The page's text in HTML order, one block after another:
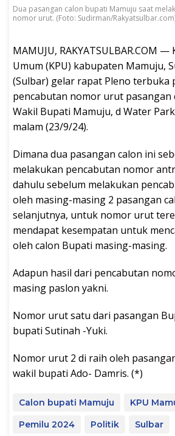
Dua pasangan calon bupati Mamuju saat
nomor urut. (Foto: Sudirman/
MAMUJU, RAKYATSULBAR.COM
Umum (KPU) kabupaten Mamuju,
(Sulbar) gelar rapat Pleno terbuka
pencabutan nomor urut pasangan
Wakil Bupati Mamuju, d Water
malam (23/9/24).
Dimana dua pasangan calon ini
melakukan pencabutan nomor
dahulu sebelum melakukan
oleh masing-masing 2 pasangan
selanjutnya, untuk nomor urut
mendapat kesempatan untuk
oleh calon Bupati masing-masing.
Adapun hasil dari pencabutan
masing paslon yakni.
Nomor urut satu dari pasangan
bupati Sutinah -Yuki.
Nomor urut 2 di raih oleh
wakil bupati Ado- Damris. (*)
Calon bupati Mamuju KPU
Pemilu 2024
Politik Sulbar